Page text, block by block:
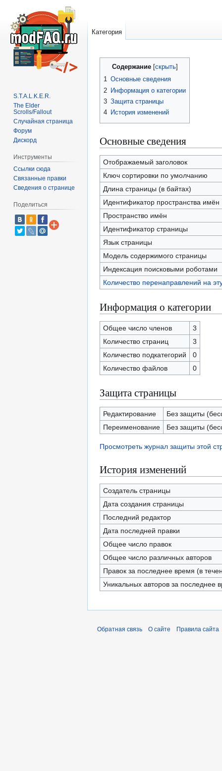
Перейти
Перейти
Содержание
1 Основные сведения
2 Информация о категории
3 Защита страницы
4 История изменений
Основные сведения
Отображаемый заголовок
Ключ сортировки по умолчанию
Длина страницы (в байтах)
Идентификатор пространства имён
Пространство имён
Идентификатор страницы
Язык страницы
Модель содержимого страницы
Индексация поисковыми роботами
Количество перенаправлений на
Информация о категории
Общее число членов
3
Количество страниц
3
Количество подкатегорий
0
Количество файлов
0
Защита страницы
Редактирование
Без защиты
Переименование
Без защиты
Просмотреть журнал защиты этой
История изменений
Создатель страницы
Дата создания страницы
Последний редактор
Дата последней правки
Общее число правок
Общее число различных авторов
Правок за последнее время (в
Уникальных авторов за последнее
Категория
S.T.A.L.K.E.R.
The Elder
Scrolls/Fallout
Случайная страница
Форум
Дискорд
Инструменты
Ссылки сюда
Связанные правки
Сведения о странице
Поделиться
Обратная связь О сайте Правила сайта